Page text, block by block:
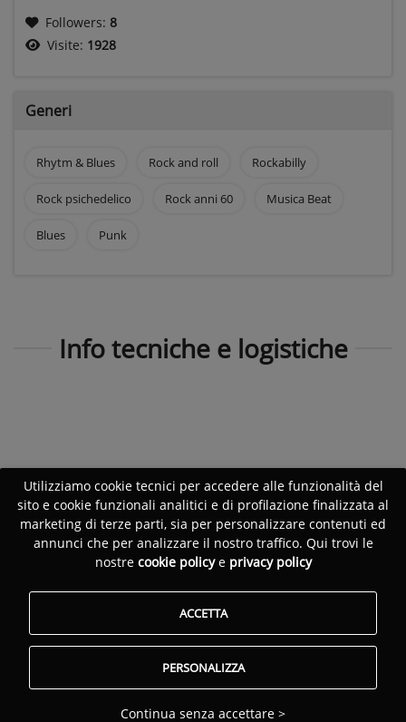
Followers: 8
Visite: 1928
Generi
Rhytm & Blues Rock and roll Rockabilly
Rock psichedelico Rock anni 60 Musica Beat
Blues Punk
Info tecniche e logistiche
Utilizziamo cookie tecnici per accedere alle funzionalità del
sito e cookie funzionali analitici e di profilazione finalizzata al
marketing di terze parti, sia per personalizzare contenuti ed
annunci che per analizzare il nostro traffico. Qui trovi le
nostre cookie policye privacy policy
ACCETTA
PERSONALIZZA
Continua senza accettare >